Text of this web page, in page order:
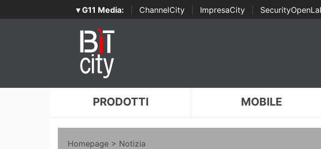
▾ G11 Media: ChannelCity ImpresaCity
PRODOTTI MOBILE
Homepage > Notizia